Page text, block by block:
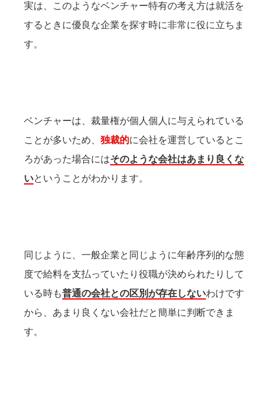
実は、このようなベンチャー特有の考え方は就活を
するときに優良な企業を探す時に非常に役に立ちま
す。
ベンチャーは、裁量権が個人個人に与えられている
ことが多いため、 独裁的に会社を運営しているとこ
ろがあった場合にはそのような会社はあまり良くな
いということがわかります。
同じように、一般企業と同じように年齢序列的な態
度で給料を支払っていたり役職が決められたりして
いる時も普通の会社との区別が存在しないわけです
から、あまり良くない会社だと簡単に判断できま
す。